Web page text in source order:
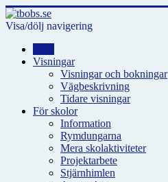
Visa/dölj navigering
Visningar
Visningar och bokningar
Vägbeskrivning
Tidare visningar
För skolor
Information
Rymdungarna
Mera skolaktiviteter
Projektarbete
Stjärnhimlen